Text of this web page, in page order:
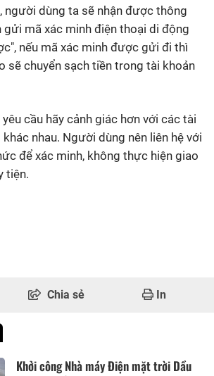
người dùng ta sẽ nhận được thông
gửi mã xác minh điện thoại di động
nếu mã xác minh được gửi đi thì
sẽ chuyển sạch tiền trong tài khoản
cầu hãy cảnh giác hơn với các tài
nhau. Người dùng nên liên hệ với
để xác minh, không thực hiện giao
tiện.
Chia sẻ In
Khởi công Nhà máy Điện mặt trời Dầu